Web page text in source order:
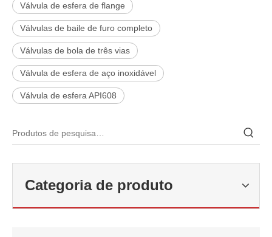
Válvula de esfera de flange
Válvulas de baile de furo completo
Válvulas de bola de três vias
Válvula de esfera de aço inoxidável
Válvula de esfera API608
Categoria de produto
2026-06-22
J-VALVES fabrica válvula de esfera de alta temperatura em aço